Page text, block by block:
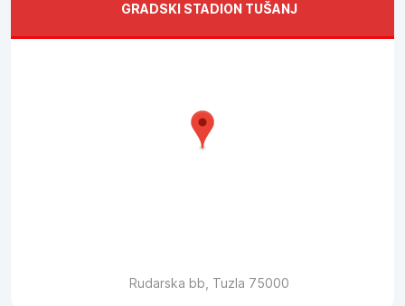
GRADSKI STADION TUŠANJ
Rudarska bb, Tuzla 75000